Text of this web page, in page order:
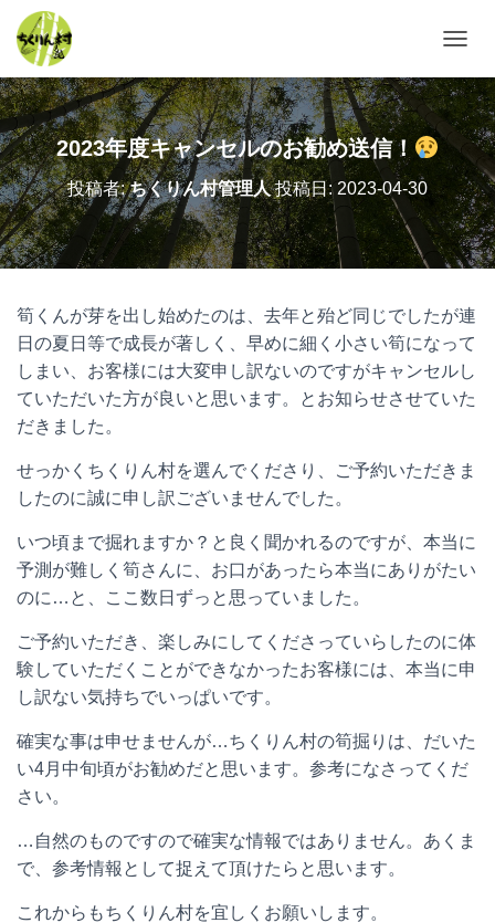
ビ
ゲ
ー
ン
を
切
り
替
2023年度キャンセルのお勧め送信！
投稿者:ちくりん村管理人投稿日: 2023-04-30
筍くんが芽を出し始めたのは、去年と殆ど同じでしたが連
日の夏日等で成長が著しく、早めに細く小さい筍になって
しまい、お客様には大変申し訳ないのですがキャンセルし
ていただいた方が良いと思います。とお知らせさせていた
だきました。
せっかくちくりん村を選んでくださり、ご予約いただきま
したのに誠に申し訳ございませんでした。
いつ頃まで掘れますか？と良く聞かれるのですが、本当に
予測が難しく筍さんに、お口があったら本当にありがたい
のに…と、ここ数日ずっと思っていました。
ご予約いただき、楽しみにしてくださっていらしたのに体
験していただくことができなかったお客様には、本当に申
し訳ない気持ちでいっぱいです。
確実な事は申せませんが…ちくりん村の筍掘りは、だいた
い4月中旬頃がお勧めだと思います。参考になさってくだ
さい。
…自然のものですので確実な情報ではありません。あくま
で、参考情報として捉えて頂けたらと思います。
これからもちくりん村を宜しくお願いします。